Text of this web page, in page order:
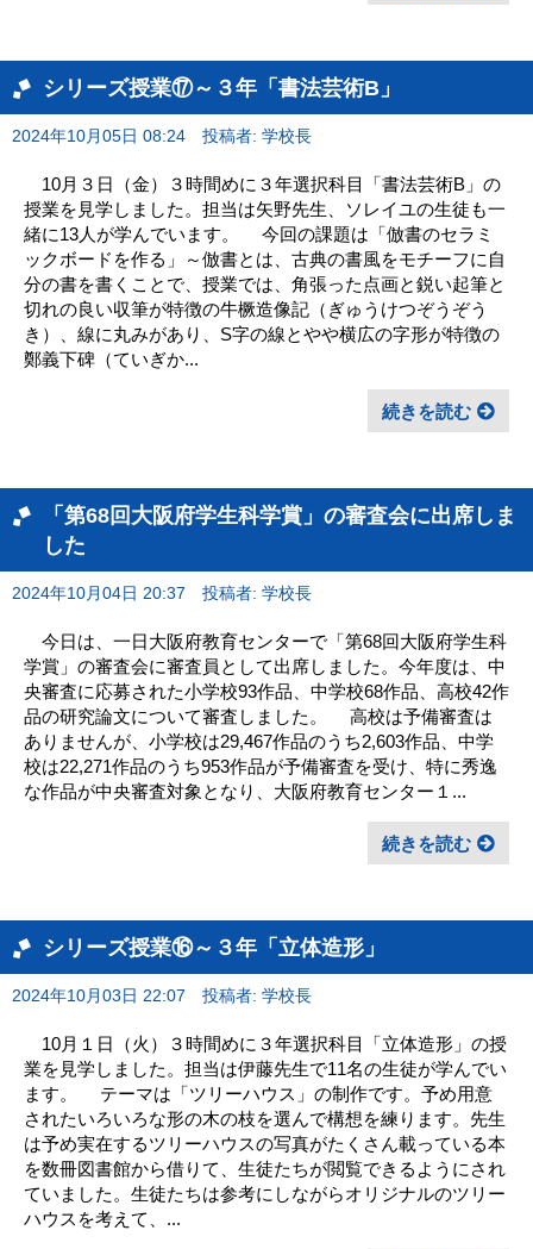
シリーズ授業⑰～３年「書法芸術B」
2024年10月05日 08:24 投稿者: 学校長
10月３日（金）３時間めに３年選択科目「書法芸術B」の
授業を見学しました。担当は矢野先生、ソレイユの生徒も一
緒に13人が学んでいます。 今回の課題は「倣書のセラミ
ックボードを作る」～倣書とは、古典の書風をモチーフに自
分の書を書くことで、授業では、角張った点画と鋭い起筆と
切れの良い収筆が特徴の牛橛造像記（ぎゅうけつぞうぞう
き）、線に丸みがあり、S字の線とやや横広の字形が特徴の
鄭義下碑（ていぎか...
続きを読む
「第68回大阪府学生科学賞」の審査会に出席しま
した
2024年10月04日 20:37 投稿者: 学校長
今日は、一日大阪府教育センターで「第68回大阪府学生科
学賞」の審査会に審査員として出席しました。今年度は、中
央審査に応募された小学校93作品、中学校68作品、高校42作
品の研究論文について審査しました。 高校は予備審査は
ありませんが、小学校は29,467作品のうち2,603作品、中学
校は22,271作品のうち953作品が予備審査を受け、特に秀逸
な作品が中央審査対象となり、大阪府教育センター１...
続きを読む
シリーズ授業⑯～３年「立体造形」
2024年10月03日 22:07 投稿者: 学校長
10月１日（火）３時間めに３年選択科目「立体造形」の授
業を見学しました。担当は伊藤先生で11名の生徒が学んでい
ます。 テーマは「ツリーハウス」の制作です。予め用意
されたいろいろな形の木の枝を選んで構想を練ります。先生
は予め実在するツリーハウスの写真がたくさん載っている本
を数冊図書館から借りて、生徒たちが閲覧できるようにされ
ていました。生徒たちは参考にしながらオリジナルのツリー
ハウスを考えて、...